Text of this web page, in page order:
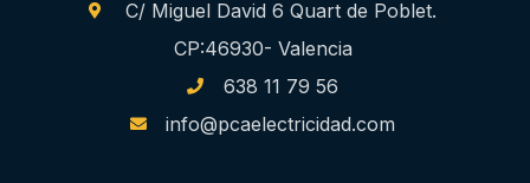
C/ Miguel David 6 Quart de Poblet.
CP:46930- Valencia
638 11 79 56
info@pcaelectricidad.com